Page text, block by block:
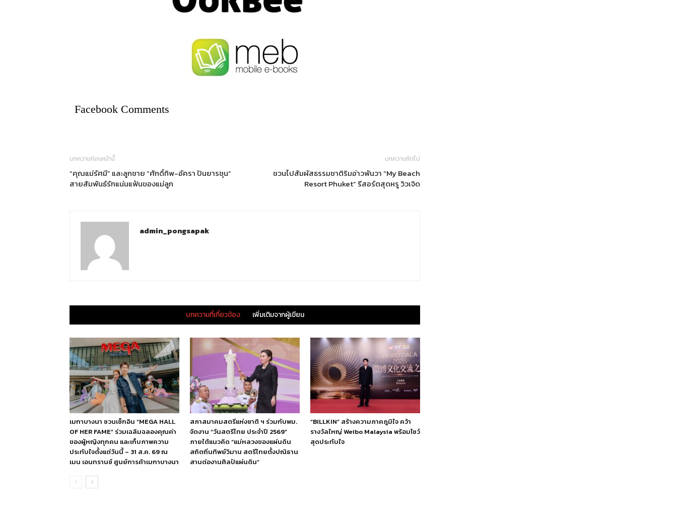
Facebook Comments
บทความก่อนหน้านี้
“คุณแม่รัศมี” และลูกชาย “ศักดิ์ทิพ-อัครา ปันยารชุน”
สายสัมพันธ์รักแน่นแฟ้นของแม่ลูก
บทความถัดไป
ชวนไปสัมผัสธรรมชาติริมอ่าวพันวา “My Beach
Resort Phuket” รีสอร์ตสุดหรู วิวเจิด
admin_pongsapak
บทความที่เกี่ยวข้อง เพิ่มเติมจากผู้เขียน
เมกาบางนา ชวนเช็กอิน “MEGA HALL
OF HER FAME” ร่วมเฉลิมฉลองคุณค่า
ของผู้หญิงทุกคน และเก็บภาพความ
ประทับใจตั้งแต่วันนี้ – 31 ส.ค. 69 ณ
เมน เอนทรานซ์ ศูนย์การค้าเมกาบางนา
สภาสมาคมสตรีแห่งชาติ ฯ ร่วมกับพม.
จัดงาน “วันสตรีไทย ประจำปี 2569”
ภายใต้แนวคิด “แม่หลวงของแผ่นดิน
สถิตถิ่นทิพย์วิมาน สตรีไทยตั้งปณิธาน
สานต่องานศิลป์แผ่นดิน”
“BILLKIN” สร้างความภาคภูมิใจ คว้า
รางวัลใหญ่ Weibo Malaysia พร้อมโชว์
สุดประทับใจ